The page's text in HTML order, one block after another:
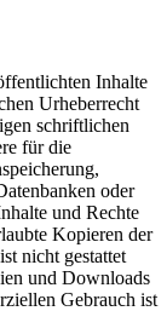
Inhalte
Urheberrecht
schriftlichen
für die
oder
und Rechte
Kopieren der
nicht gestattet
und Downloads
Gebrauch ist